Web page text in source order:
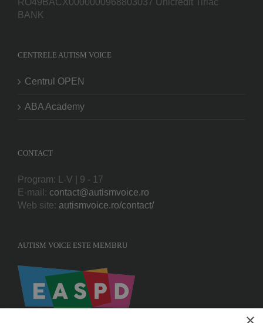
RO49BACX0000000968803037 Unicredit Tiriac
BANK
CENTRELE AUTISM VOICE
Centrul OPEN
ABA Academy
CONTACT
Program: L-V | 9 - 17
E-mail: contact@autismvoice.ro
Web site: autismvoice.ro/contact/
AUTISM VOICE ESTE MEMBRU